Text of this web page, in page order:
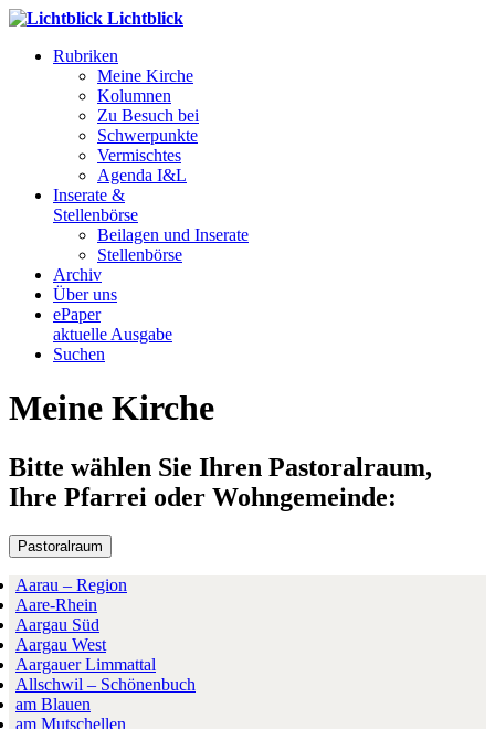
Lichtblick
Rubriken
Meine Kirche
Kolumnen
Zu Besuch bei
Schwerpunkte
Vermischtes
Agenda I&L
Inserate &
Stellenbörse
Beilagen und Inserate
Stellenbörse
Archiv
Über uns
ePaper
aktuelle Ausgabe
Suchen
Meine Kirche
Bitte wählen Sie Ihren Pastoralraum,
Ihre Pfarrei oder Wohngemeinde:
Pastoralraum
Aarau – Region
Aare-Rhein
Aargau Süd
Aargau West
Aargauer Limmattal
Allschwil – Schönenbuch
am Blauen
am Mutschellen